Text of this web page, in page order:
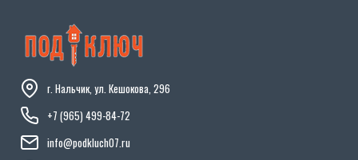
г. Нальчик, ул. Кешокова, 296
+7 (965) 499-84-72
info@podkluch07.ru